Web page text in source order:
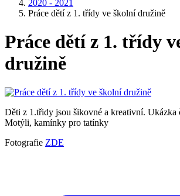
2020 - 2021
Práce dětí z 1. třídy ve školní družině
Práce dětí z 1. třídy
družině
Děti z 1.třidy jsou šikovné a kreativní. Ukázka
Motýli, kamínky pro tatínky
Fotografie ZDE